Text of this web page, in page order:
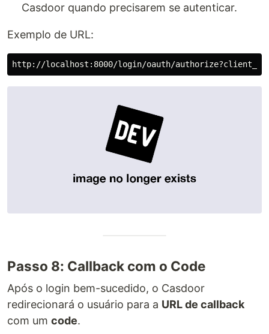
Casdoor quando precisarem se autenticar.
Exemplo de URL:
Passo 8: Callback com o Code
Após o login bem-sucedido, o Casdoor
redirecionará o usuário para a URL de callback
com um code.